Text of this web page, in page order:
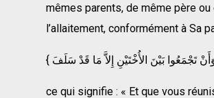
mêmes parents, de même père
l’allaitement, conformément à Sa
ce qui signifie : « Et que vous